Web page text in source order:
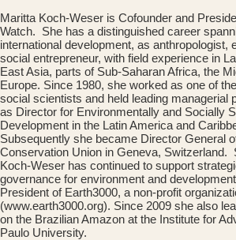
Maritta Koch-Weser is Cofounder and
Watch. She has a distinguished career
international development, as anthropologist,
social entrepreneur, with field experience in
East Asia, parts of Sub-Saharan Africa, the
Europe. Since 1980, she worked as one of
social scientists and held leading managerial
as Director for Environmentally and Socially
Development in the Latin America and
Subsequently she became Director General
Conservation Union in Geneva, Switzerland.
Koch-Weser has continued to support
governance for environment and
President of Earth3000, a non-profit
(www.earth3000.org). Since 2009 she also
on the Brazilian Amazon at the Institute for
Paulo University.